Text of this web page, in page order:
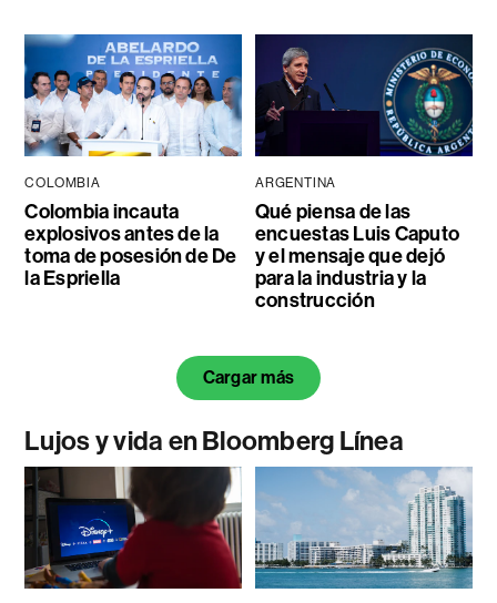
COLOMBIA
Colombia incauta
explosivos antes de la
toma de posesión de De
la Espriella
ARGENTINA
Qué piensa de las
encuestas Luis Caputo
y el mensaje que dejó
para la industria y la
construcción
Cargar más
Lujos y vida en Bloomberg Línea